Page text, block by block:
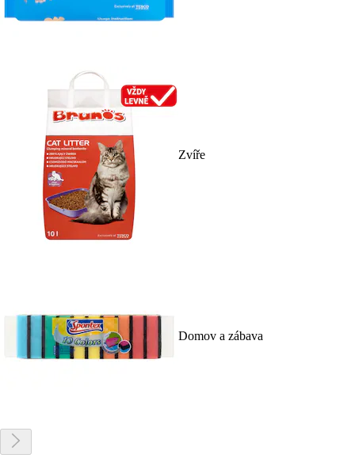
Zvíře
Domov a zábava